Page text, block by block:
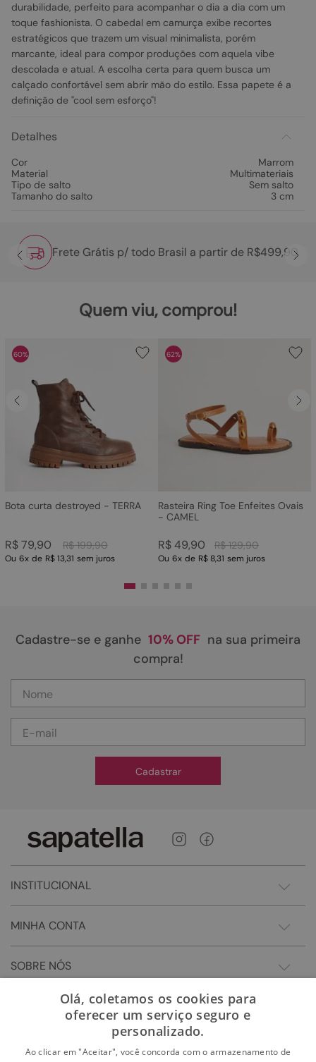
durabilidade, perfeito para acompanhar o dia a dia com um
toque fashionista. O cabedal em camurça exibe recortes
estratégicos que trazem um visual minimalista, porém
marcante, ideal para compor produções com aquela vibe
descolada e atual. A escolha certa para quem busca um
calçado confortável sem abrir mão do estilo. Essa papete é a
definição de "cool sem esforço"!
Detalhes
Cor
Marrom
Material
Multimateriais
Tipo de salto
Sem salto
Tamanho do salto
3 cm
Frete Grátis p/ todo Brasil a partir de R$499,90
Quem viu, comprou!
60%
Bota curta destroyed - TERRA
R$ 199,90
R$79,90
Ou 6x de R$ 13,31 sem juros
62%
Rasteira Ring Toe Enfeites Ovais
- CAMEL
R$ 129,90
R$49,90
Ou 6x de R$ 8,31 sem juros
Cadastre-se e ganhe 10% OFF na sua primeira
compra!
Cadastrar
INSTITUCIONAL
MINHA CONTA
SOBRE NÓS
Olá, coletamos os cookies para
oferecer um serviço seguro e
personalizado.
Ao clicar em "Aceitar", você concorda com o armazenamento de